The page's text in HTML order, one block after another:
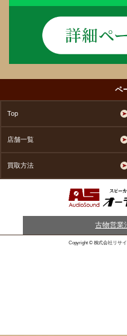
ペ
Top
店舗一覧
買取方法
古物営業
Copyright © 株式会社リサ